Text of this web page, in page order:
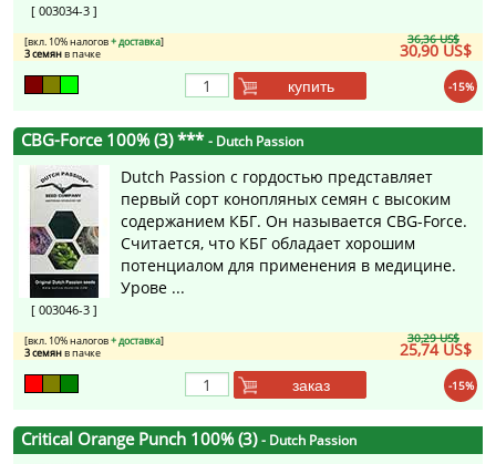
[ 003034-3 ]
36,36 US$
30,90 US$
[вкл. 10% налогов+ доставка]
3 семянв пачке
-15%
купить
CBG-Force 100% (3) ***- Dutch Passion
[ 003046-3 ]
Dutch Passion с гордостью представляет
первый сорт конопляных семян с высоким
содержанием КБГ. Он называется CBG-Force.
Считается, что КБГ обладает хорошим
потенциалом для применения в медицине.
Урове ...
30,29 US$
25,74 US$
[вкл. 10% налогов+ доставка]
3 семянв пачке
-15%
заказ
Critical Orange Punch 100% (3)- Dutch Passion